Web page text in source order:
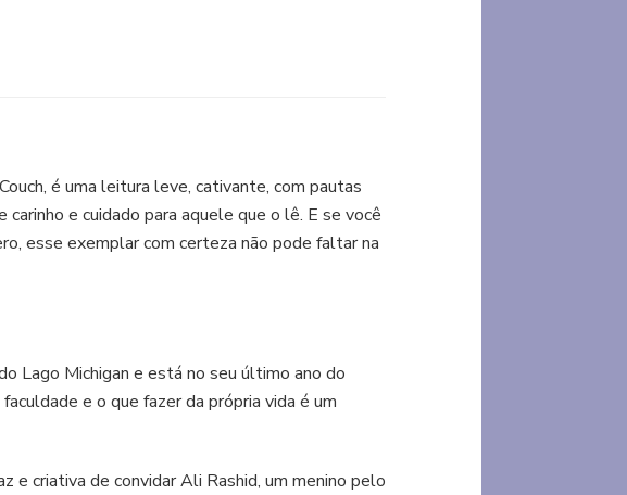
é uma leitura leve, cativante, com pautas
e cuidado para aquele que o lê. E se você
esse exemplar com certeza não pode faltar na
Lago Michigan e está no seu último ano do
e o que fazer da própria vida é um
e criativa de convidar Ali Rashid, um menino pelo